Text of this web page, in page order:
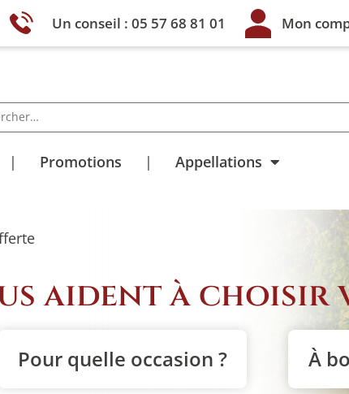
Un conseil : 05 57 68 81 01 Mon
Promotions Appellations
aident à choisir
Pour quelle occasion ? À